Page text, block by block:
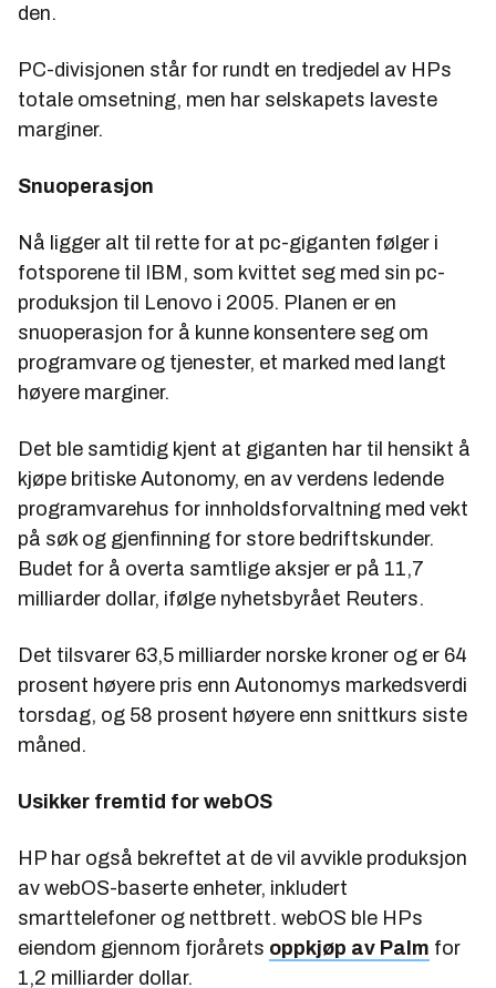
den.
PC-divisjonen står for rundt en tredjedel av HPs
totale omsetning, men har selskapets laveste
marginer.
Snuoperasjon
Nå ligger alt til rette for at pc-giganten følger i
fotsporene til IBM, som kvittet seg med sin pc-
produksjon til Lenovo i 2005. Planen er en
snuoperasjon for å kunne konsentere seg om
programvare og tjenester, et marked med langt
høyere marginer.
Det ble samtidig kjent at giganten har til hensikt å
kjøpe britiske Autonomy, en av verdens ledende
programvarehus for innholdsforvaltning med vekt
på søk og gjenfinning for store bedriftskunder.
Budet for å overta samtlige aksjer er på 11,7
milliarder dollar, ifølge nyhetsbyrået Reuters.
Det tilsvarer 63,5 milliarder norske kroner og er 64
prosent høyere pris enn Autonomys markedsverdi
torsdag, og 58 prosent høyere enn snittkurs siste
måned.
Usikker fremtid for webOS
HP har også bekreftet at de vil avvikle produksjon
av webOS-baserte enheter, inkludert
smarttelefoner og nettbrett. webOS ble HPs
eiendom gjennom fjorårets oppkjøp av Palm for
1,2 milliarder dollar.